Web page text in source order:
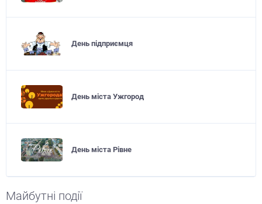
День підприємця
День міста Ужгород
День міста Рівне
Майбутні події